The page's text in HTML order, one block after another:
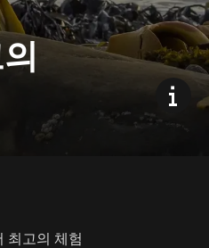
최고의 체험